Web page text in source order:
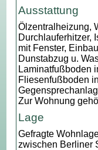
Ausstattung
Ölzentralheizung,
Durchlauferhitzer,
mit Fenster,
Dunstabzug u.
Laminatfußboden
Fliesenfußboden
Zur Wohnung
Lage
Gefragte
zwischen Berliner